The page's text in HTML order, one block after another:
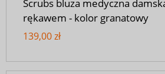
Scrubs bluza medyczna
rękawem - kolor granatowy
139,00 zł